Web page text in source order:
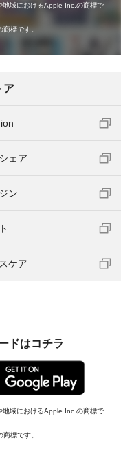
域におけるApple Inc.の商標で
標です。
ア
ェア
ン
ケア
ドはコチラ
域におけるApple Inc.の商標で
標です。